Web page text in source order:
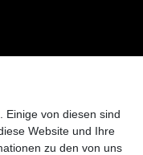
Einige von diesen sind
Website und Ihre
zu den von uns